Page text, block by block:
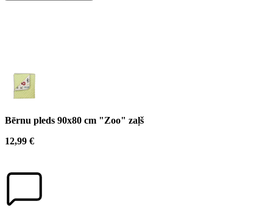
Bērnu pleds 90x80 cm "Zoo" zaļš
12,99 €